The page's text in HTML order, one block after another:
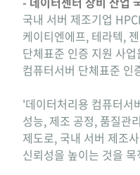
국내 서버 제조기업
케이티엔에프, 테라텍,
단체표준 인증 지원 사
컴퓨터서버 단체표준 인
'데이터처리용 컴퓨터서
성능, 제조 공정, 품질관
제도로, 국내 서버 제조
신뢰성을 높이는 것을